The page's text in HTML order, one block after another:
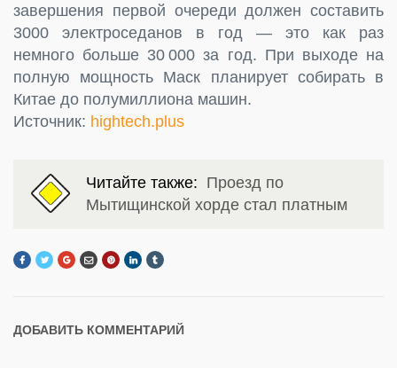
завершения первой очереди должен составить
3000 электроседанов в год — это как раз
немного больше 30 000 за год. При выходе на
полную мощность Маск планирует собирать в
Китае до полумиллиона машин.
Источник: hightech.plus
Читайте также: Проезд по
Мытищинской хорде стал платным
ДОБАВИТЬ КОММЕНТАРИЙ